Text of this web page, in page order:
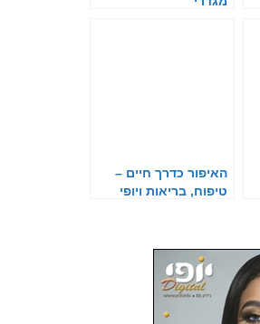
האיפור כדרך חיים –
טיפוח, בריאות ויופי